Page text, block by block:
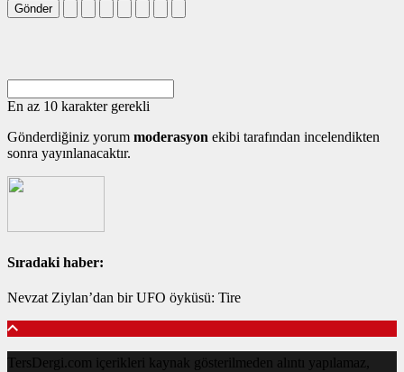
Gönder
En az 10 karakter gerekli
Gönderdiğiniz yorum moderasyon ekibi tarafından incelendikten
sonra yayınlanacaktır.
Sıradaki haber:
Nevzat Ziylan’dan bir UFO öyküsü: Tire
TersDergi.com içerikleri kaynak gösterilmeden alıntı yapılamaz,